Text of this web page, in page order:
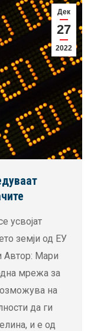
Дек
27
2022
усвојат
земји од ЕУ
Автор: Мари
мрежа за
на
да ги
и е од